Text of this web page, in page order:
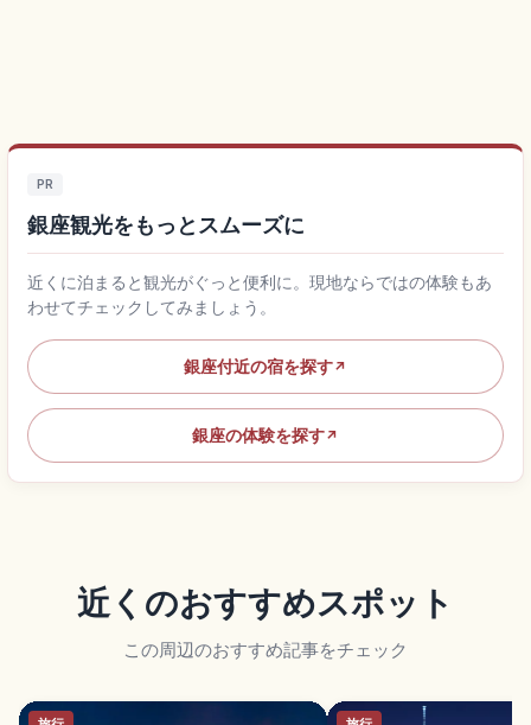
PR
銀座観光をもっとスムーズに
近くに泊まると観光がぐっと便利に。現地ならではの体験もあ
わせてチェックしてみましょう。
銀座付近の宿を探す↗
銀座の体験を探す↗
近くのおすすめスポット
この周辺のおすすめ記事をチェック